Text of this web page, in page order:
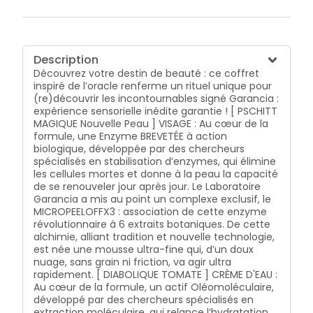
agressions extérieures. [ MYSTÉRIEUX Repulpant ] : Au
cœur de la formule de ce sérum de beauté
concentré : un Peptide de venin de serpent de
synthèse BREVETÉ, développé par des chercheurs
spécialisés dans les actifs issus de venins de
serpents pour l’industrie pharmaceutique. Le
Laboratoire Garancia innove en développant une
technologie unique, le SPEEDRLAXEBOOST : association
exclusive de cet actif hors norme, qui aide à agir sur
l’apparence des rides et la qualité du collagène⁽²⁾
boosté par un peptide de jeunesse, avec de l’Acide
hyaluronique, 6 extraits botaniques, et un actif marin
qui survit dans un milieu extrême (-3400 m de
profondeur et température de l’eau 1,5°C). Son + : son
étonnante texture gel de soie. [ Formule
ENSORCELANTE ANTI-PEAU DE CROCO ] : Le Laboratoire
Garancia innove en créant une formule magique
High-Tech à base d'HydrafiX9, une association de 9
extraits botaniques à un actif issu de la recherche en
extractions végétales de la racine d’une plante
utilisée par les tribus aborigènes. Ses molécules, aux
Description
Découvrez votre destin de beauté : ce coffret
inspiré de l’oracle renferme un rituel unique pour
(re)découvrir les incontournables signé Garancia :
expérience sensorielle inédite garantie ! [ PSCHITT
MAGIQUE Nouvelle Peau ] VISAGE : Au cœur de la
formule, une Enzyme BREVETÉE à action
biologique, développée par des chercheurs
spécialisés en stabilisation d’enzymes, qui élimine
les cellules mortes et donne à la peau la capacité
de se renouveler jour après jour. Le Laboratoire
Garancia a mis au point un complexe exclusif, le
MICROPEELOFFX3 : association de cette enzyme
révolutionnaire à 6 extraits botaniques. De cette
alchimie, alliant tradition et nouvelle technologie,
est née une mousse ultra-fine qui, d’un doux
nuage, sans grain ni friction, va agir ultra
rapidement. [ DIABOLIQUE TOMATE ] CRÈME D'EAU :
Au cœur de la formule, un actif Oléomoléculaire,
développé par des chercheurs spécialisés en